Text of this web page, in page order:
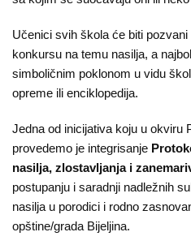
Učenici svih škola će biti
konkursu na temu nasilja, a
simboličnim poklonom u vidu
opreme ili enciklopedija.
Jedna od inicijativa koju u okviru
provedemo je integrisanje
nasilja, zlostavljanja i
postupanju i saradnji nadležnih
nasilja u porodici i rodno
opštine/grada Bijeljina.